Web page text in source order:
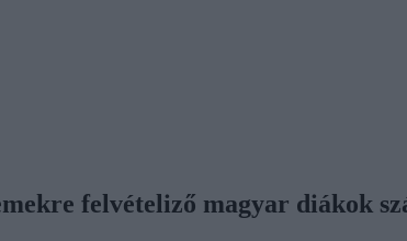
felvételiző magyar diákok